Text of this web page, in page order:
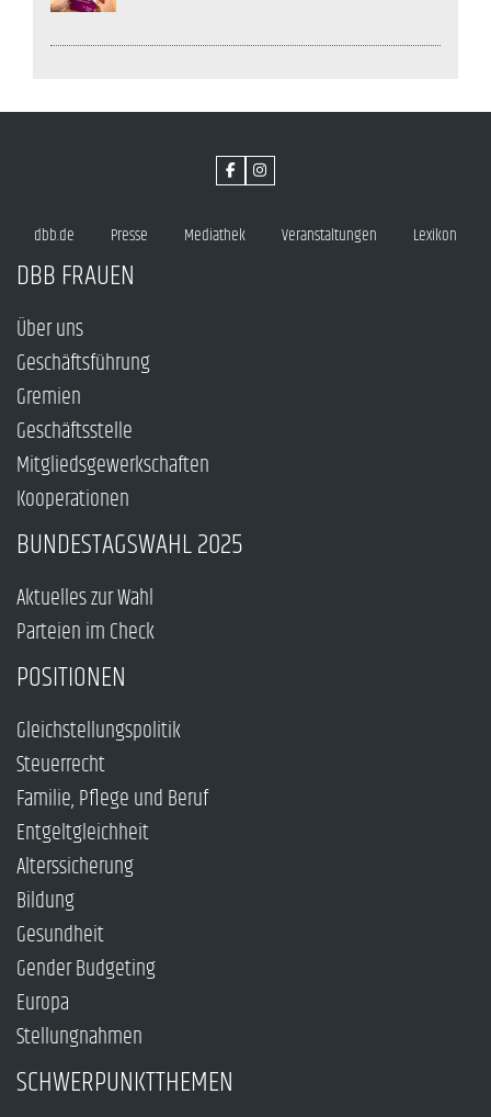
dbb.de Presse Mediathek Veranstaltungen Lexikon
DBB FRAUEN
Über uns
Geschäftsführung
Gremien
Geschäftsstelle
Mitgliedsgewerkschaften
Kooperationen
BUNDESTAGSWAHL 2025
Aktuelles zur Wahl
Parteien im Check
POSITIONEN
Gleichstellungspolitik
Steuerrecht
Familie, Pflege und Beruf
Entgeltgleichheit
Alterssicherung
Bildung
Gesundheit
Gender Budgeting
Europa
Stellungnahmen
SCHWERPUNKTTHEMEN